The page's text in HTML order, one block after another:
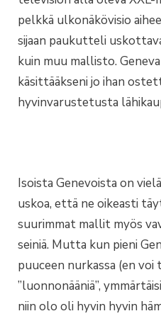
pelkkä ulkonäkövisio
sijaan paukutteli
kuin muu mallisto.
käsittääkseni jo ihan
hyvinvarustetusta
Isoista Genevoista on
uskoa, että ne oikeasti
suurimmat mallit myös
seiniä. Mutta kun pieni
puuceen nurkassa (en voi
”luonnonääniä”,
niin olo oli hyvin hyvin